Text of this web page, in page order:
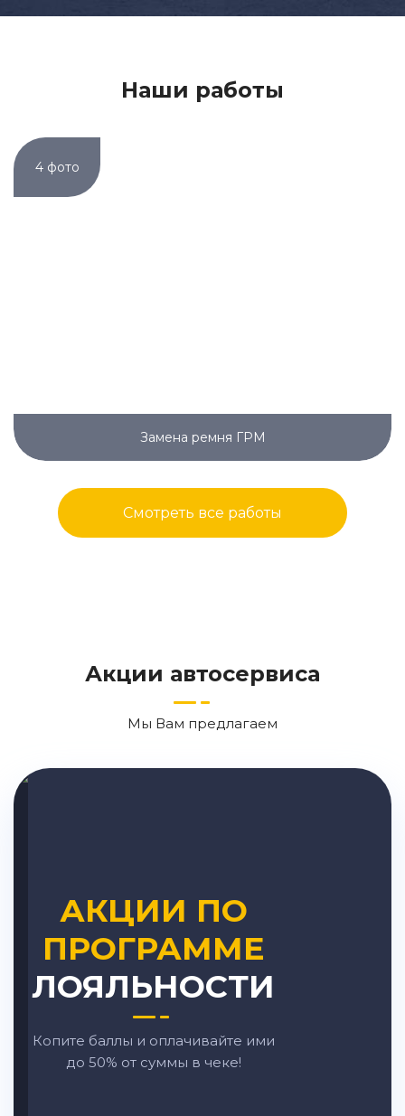
Наши работы
4 фото
Замена ремня ГРМ
Смотреть все работы
Акции автосервиса
Мы Вам предлагаем
АКЦИИ ПО
ПРОГРАММЕ
ЛОЯЛЬНОСТИ
Копите баллы и оплачивайте ими
до 50% от суммы в чеке!